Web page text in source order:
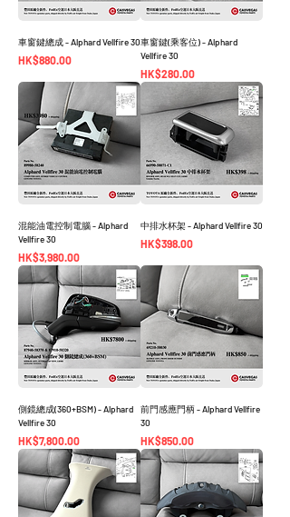
車窗鍵總成 - Alphard Vellfire 30
價格
HK$880.00
車窗鍵(乘客位) - Alphard
Vellfire 30
價格
HK$280.00
混能油電控制電腦 - Alphard
Vellfire 30
價格
HK$3,980.00
中排水杯架 - Alphard Vellfire 30
價格
HK$398.00
側鏡總成(360+BSM) - Alphard
Vellfire 30
價格
HK$7,800.00
前門感應門柄 - Alphard Vellfire
30
價格
HK$850.00